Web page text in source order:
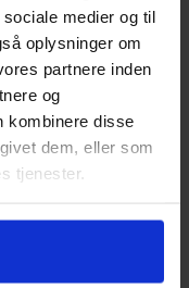
medier og til
oplysninger om
partnere inden
og
kombinere disse
dem, eller som
tjenester.